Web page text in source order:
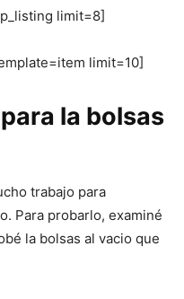
limit=8]
limit=10]
la bolsas
trabajo para
Para probarlo, examiné
la bolsas al vacio que